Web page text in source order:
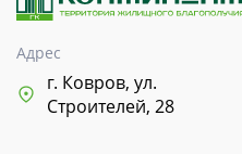
Адрес
г. Ковров, ул.
Строителей, 28